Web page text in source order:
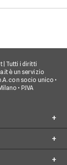
| Tutti i diritti
è un servizio
con socio unico •
• P.IVA